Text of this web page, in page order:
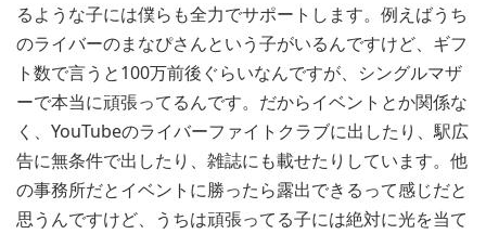
るような子には僕らも全力でサポートします。例えばうち
のライバーのまなぴさんという子がいるんですけど、ギフ
ト数で言うと100万前後ぐらいなんですが、シングルマザ
ーで本当に頑張ってるんです。だからイベントとか関係な
く、YouTubeのライバーファイトクラブに出したり、駅広
告に無条件で出したり、雑誌にも載せたりしています。他
の事務所だとイベントに勝ったら露出できるって感じだと
思うんですけど、うちは頑張ってる子には絶対に光を当て